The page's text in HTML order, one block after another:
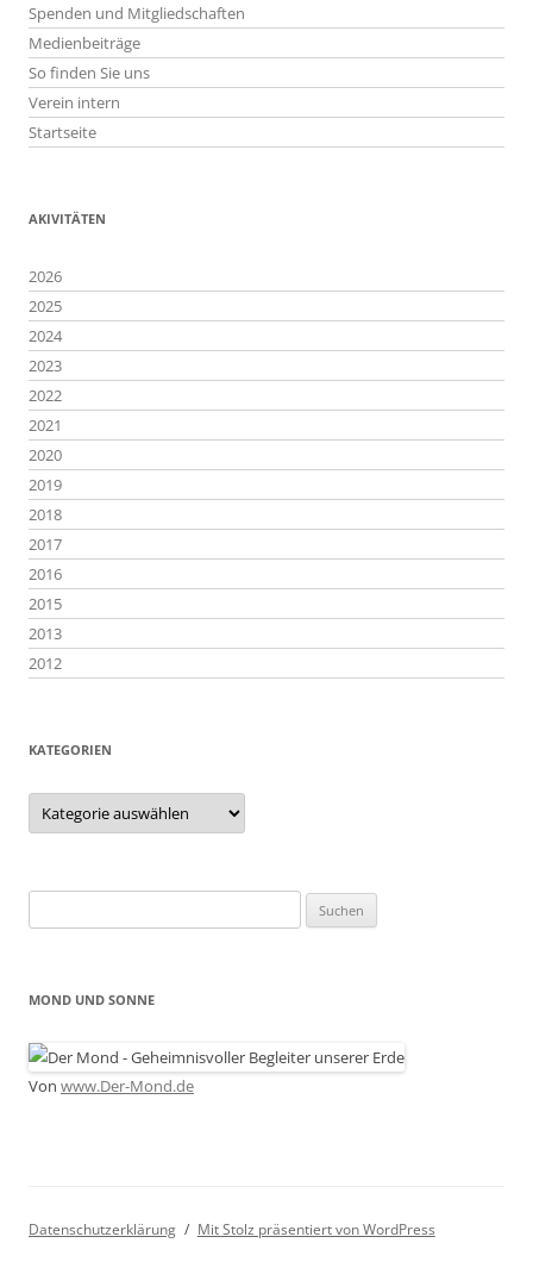
Spenden und Mitgliedschaften
Medienbeiträge
So finden Sie uns
Verein intern
Startseite
AKIVITÄTEN
2026
2025
2024
2023
2022
2021
2020
2019
2018
2017
2016
2015
2013
2012
KATEGORIEN
Kategorien
nach:
MOND UND SONNE
Von www.Der-Mond.de
Datenschutzerklärung Mit Stolz präsentiert von WordPress